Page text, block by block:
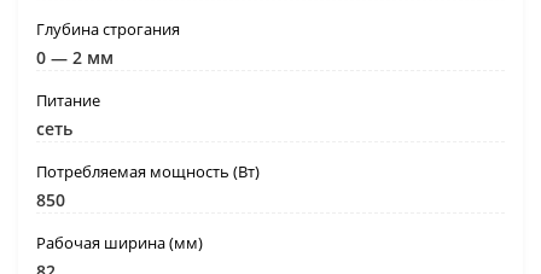
Глубина строгания
0 — 2 мм
Питание
сеть
Потребляемая мощность (Вт)
850
Рабочая ширина (мм)